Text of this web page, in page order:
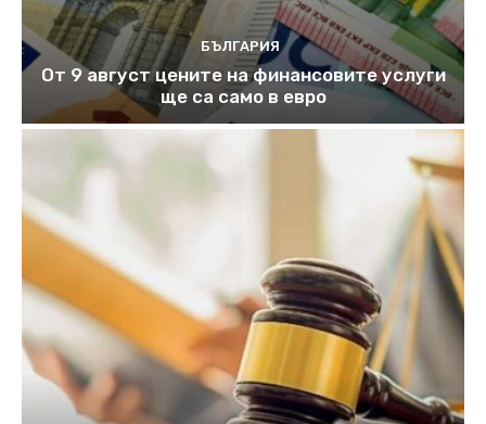
БЪЛГАРИЯ
От 9 август цените на финансовите услуги
ще са само в евро